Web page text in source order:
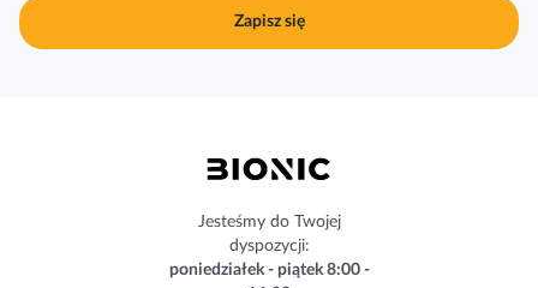
j
n
Zapisz się
Jesteśmy do Twojej
dyspozycji:
poniedziałek - piątek 8:00 -